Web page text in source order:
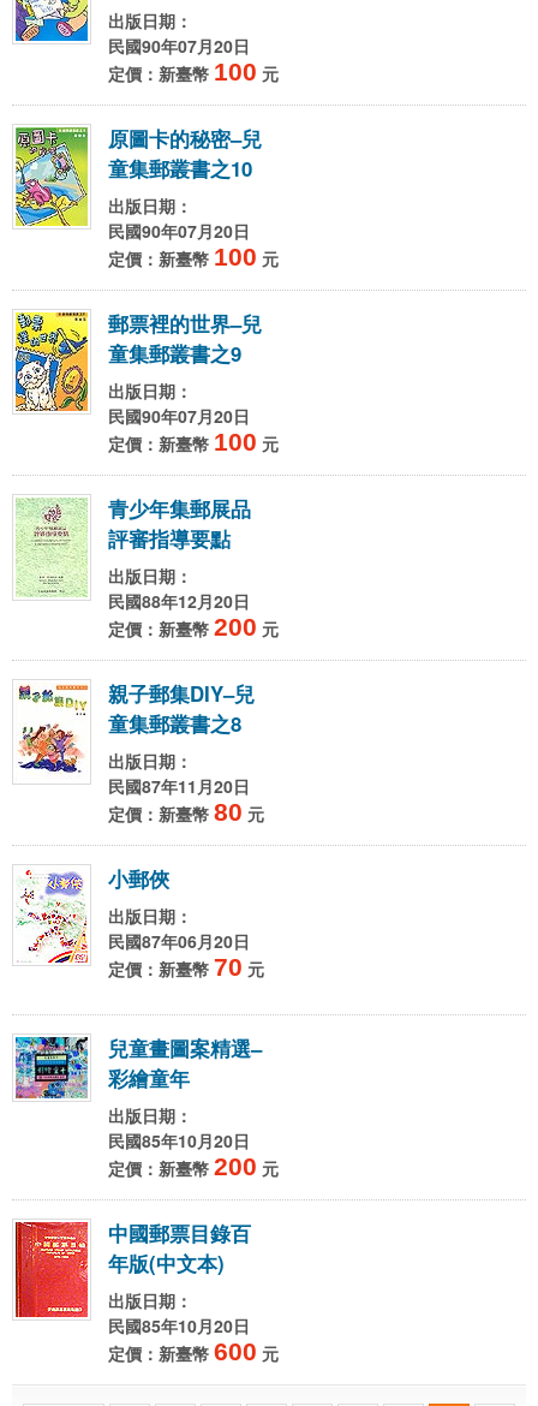
出版日期：
民國90年07月20日
定價：新臺幣 100 元
原圖卡的秘密–兒
童集郵叢書之10
出版日期：
民國90年07月20日
定價：新臺幣 100 元
郵票裡的世界–兒
童集郵叢書之9
出版日期：
民國90年07月20日
定價：新臺幣 100 元
青少年集郵展品
評審指導要點
出版日期：
民國88年12月20日
定價：新臺幣 200 元
親子郵集DIY–兒
童集郵叢書之8
出版日期：
民國87年11月20日
定價：新臺幣 80 元
小郵俠
出版日期：
民國87年06月20日
定價：新臺幣 70 元
兒童畫圖案精選–
彩繪童年
出版日期：
民國85年10月20日
定價：新臺幣 200 元
中國郵票目錄百
年版(中文本)
出版日期：
民國85年10月20日
定價：新臺幣 600 元